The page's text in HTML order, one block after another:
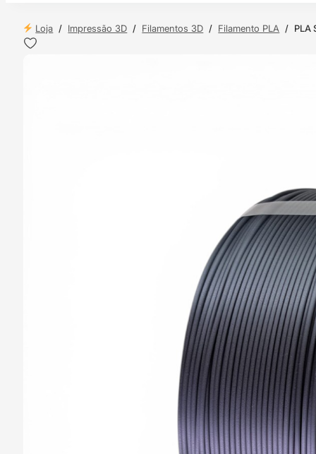
Loja / Impressão 3D / Filamentos 3D / Filamento PLA / PLA